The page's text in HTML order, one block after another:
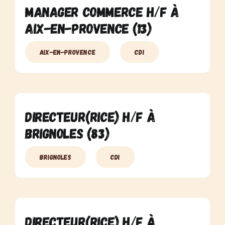
Manager Commerce H/F à
Aix-En-Provence (13)
Aix-En-Provence CDI
Directeur(rice) H/F à
Brignoles (83)
Brignoles CDI
Directeur(rice) H/F à